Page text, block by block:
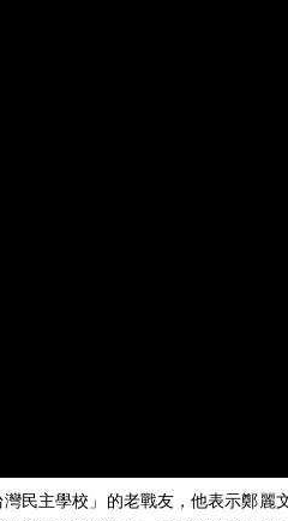
民主學校」的老戰友，他表示鄭麗